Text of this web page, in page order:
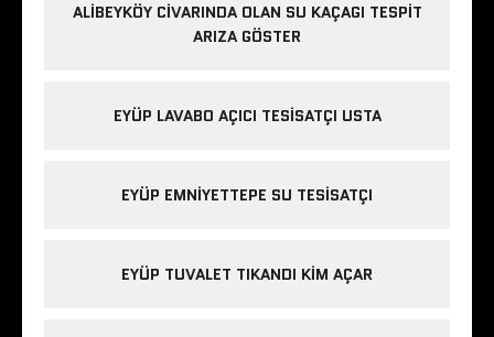
ALIBEYKÖY CIVARINDA OLAN SU KAÇAGI TESPIT
ARIZA GÖSTER
EYÜP LAVABO AÇICI TESISATÇI USTA
EYÜP EMNIYETTEPE SU TESISATÇI
EYÜP TUVALET TIKANDI KIM AÇAR